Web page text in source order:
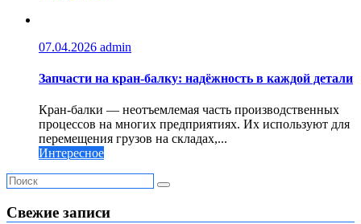
07.04.2026 admin
Запчасти на кран-балку: надёжность в каждой детали
Кран-балки — неотъемлемая часть производственных
процессов на многих предприятиях. Их используют для
перемещения грузов на складах,...
Интересное
Свежие записи